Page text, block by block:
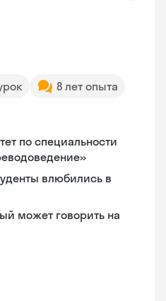
8 лет опыта
по специальности
влюбились в
может говорить на